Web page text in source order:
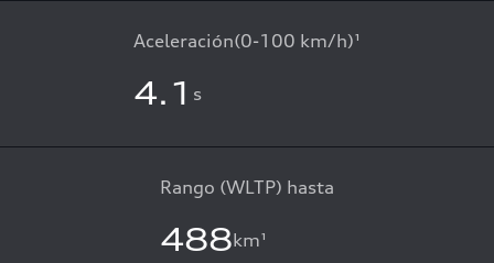
Aceleración(0-100 km/h)¹
4.1 s
Rango (WLTP) hasta
488km¹